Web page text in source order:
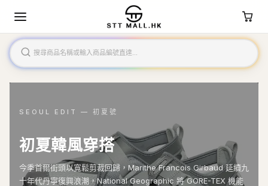
SEOUL EDIT — 初夏號
初夏韓風穿搭
今季首爾街頭以寬鬆剪裁回歸，Marithe Francois Girbaud 延續九
十年代丹寧復興浪潮，National Geographic 將 GORE-TEX 機能